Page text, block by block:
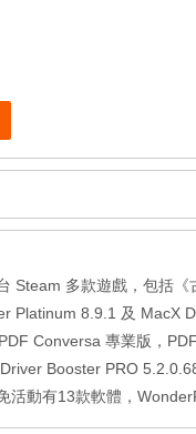
）》、《古墓奇兵：歐西里斯神殿 LARA CROFT AND THE TEMPLE OF OSIRIS™》、《Deiland》、《
8.9.1 及 MacX DVD Ripper
專業版，PDF轉Word格式
PRO 5.2.0.688，偵測並更新最新驅動程
、WiseCare 365 Pro、Seed4.Me VPN、WinToFlash Professional、RightNote Standard、ONLYOFFICE Cloud Office、Epubor Ultimate、Folder Marker